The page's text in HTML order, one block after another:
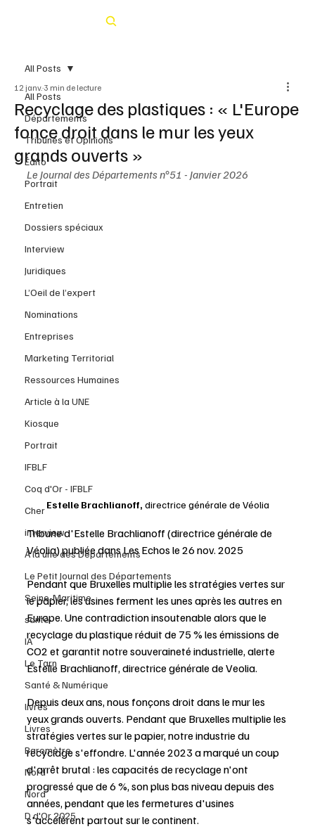
All Posts
Départements
Tribunes et Opinions
Édito
Portrait
Entretien
Dossiers spéciaux
Interview
Juridiques
L’Oeil de l’expert
Nominations
Entreprises
Marketing Territorial
Ressources Humaines
Article à la UNE
Kiosque
Portrait
IFBLF
Coq d'Or - IFBLF
Cher
interview
À la une des Départements
Le Petit Journal des Départements
Seine-Maritime
santé
IA
Le Tarn
Santé & Numérique
livres
Livres
Baromètre
Nord
Nord
D d'Or 2025
All Posts
Recyclage des plastiques : « L'Europe
fonce droit dans le mur les yeux
grands ouverts »
12 janv. 3 min de lecture
Le Journal des Départements n°51 - Janvier 2026
Estelle Brachlianoff, directrice générale de Véolia
Tribune d'Estelle Brachlianoff (directrice générale de
Véolia) publiée dans Les Echos le 26 nov. 2025
Pendant que Bruxelles multiplie les stratégies vertes sur
le papier, les usines ferment les unes après les autres en
Europe. Une contradiction insoutenable alors que le
recyclage du plastique réduit de 75 % les émissions de
CO2 et garantit notre souveraineté industrielle, alerte
Estelle Brachlianoff, directrice générale de Veolia.
Depuis deux ans, nous fonçons droit dans le mur les
yeux grands ouverts. Pendant que Bruxelles multiplie les
stratégies vertes sur le papier, notre industrie du
recyclage s'effondre. L'année 2023 a marqué un coup
d'arrêt brutal : les capacités de recyclage n'ont
progressé que de 6 %, son plus bas niveau depuis des
années, pendant que les fermetures d'usines
s'accélèrent partout sur le continent.